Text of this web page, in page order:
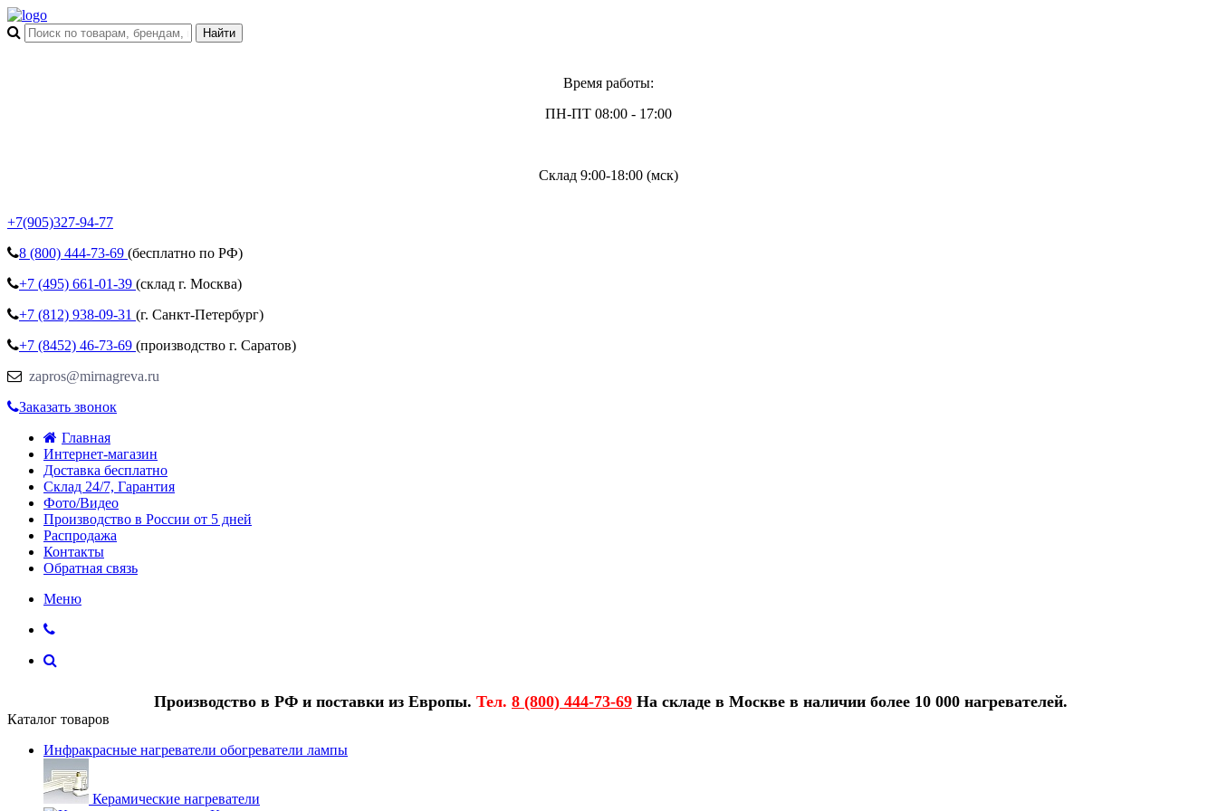
Время работы:
ПН-ПТ 08:00 - 17:00
Склад 9:00-18:00 (мск)
+7(905)327-94-77
8 (800) 444-73-69 (бесплатно по РФ)
+7 (495) 661-01-39 (склад г. Москва)
+7 (812) 938-09-31 (г. Санкт-Петербург)
+7 (8452) 46-73-69 (производство г. Саратов)
zapros@mirnagreva.ru
Заказать звонок
Главная
Интернет-магазин
Доставка бесплатно
Склад 24/7, Гарантия
Фото/Видео
Производство в России от 5 дней
Распродажа
Контакты
Обратная связь
Меню
Производство в РФ и поставки из Европы. Тел. 8 (800) 444-73-69 На складе в Москве в наличии более 10 000 нагревателей.
Каталог товаров
Инфракрасные нагреватели обогреватели лампы
Керамические нагреватели